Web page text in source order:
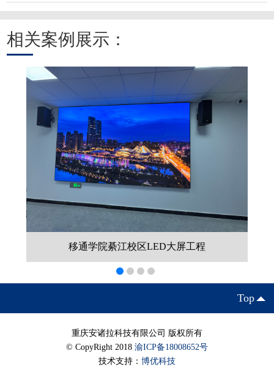
设计的核心，要达到这一目标必须以设备的
相关案例展示：
移通学院綦江校区LED大屏工程
Top
重庆安诸拉科技有限公司 版权所有
© CopyRight 2018 渝ICP备18008652号
技术支持： 博优科技